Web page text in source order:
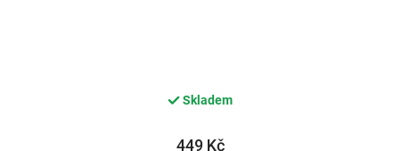
Skladem
449 Kč